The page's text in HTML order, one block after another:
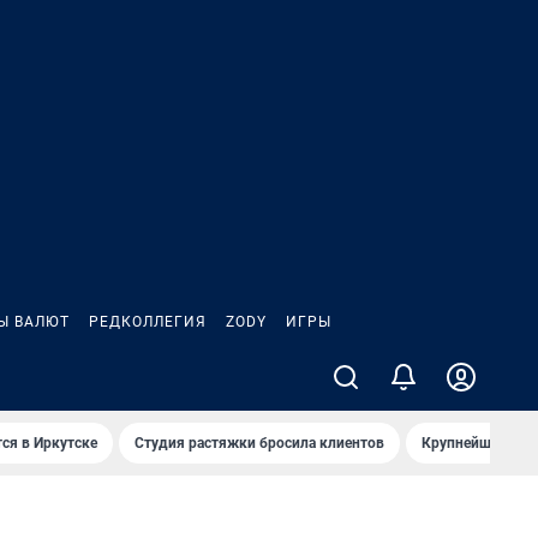
ВАЛЮТ РЕДКОЛЛЕГИЯ ZODY ИГРЫ
в Иркутске Студия растяжки бросила клиентов Крупнейшие